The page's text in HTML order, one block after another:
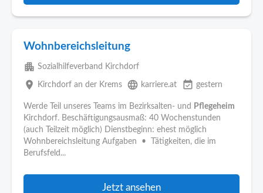
Wohnbereichsleitung
apartment Sozialhilfeverband Kirchdorf
place Kirchdorf an der Krems language karriere.at event_available gestern
Werde Teil unseres Teams im Bezirksalten- und
Pflegeheim
Kirchdorf. Beschäftigungsausmaß: 40 Wochenstunden
(auch Teilzeit möglich) Dienstbeginn: ehest möglich
Wohnbereichsleitung Aufgaben • Tätigkeiten, die im
Berufsfeld...
Jetzt ansehen